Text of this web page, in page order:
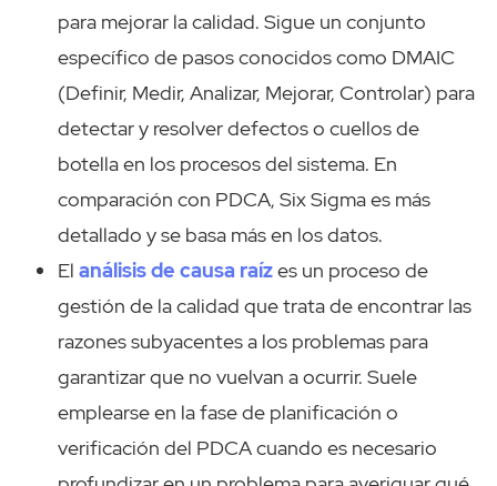
para mejorar la calidad. Sigue un conjunto
específico de pasos conocidos como DMAIC
(Definir, Medir, Analizar, Mejorar, Controlar) para
detectar y resolver defectos o cuellos de
botella en los procesos del sistema. En
comparación con PDCA, Six Sigma es más
detallado y se basa más en los datos.
El análisis de causa raízes un proceso de
gestión de la calidad que trata de encontrar las
razones subyacentes a los problemas para
garantizar que no vuelvan a ocurrir. Suele
emplearse en la fase de planificación o
verificación del PDCA cuando es necesario